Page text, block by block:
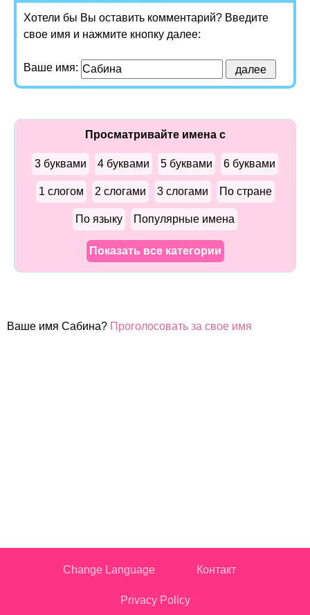
Хотели бы Вы оставить комментарий? Введите
свое имя и нажмите кнопку далее:
Ваше имя:
Просматривайте имена с
3 буквами 4 буквами 5 буквами 6 буквами
1 слогом 2 слогами 3 слогами По стране
По языку Популярные имена
Показать все категории
Ваше имя Сабина? Проголосовать за свое имя
Change Language Контакт
Privacy Policy